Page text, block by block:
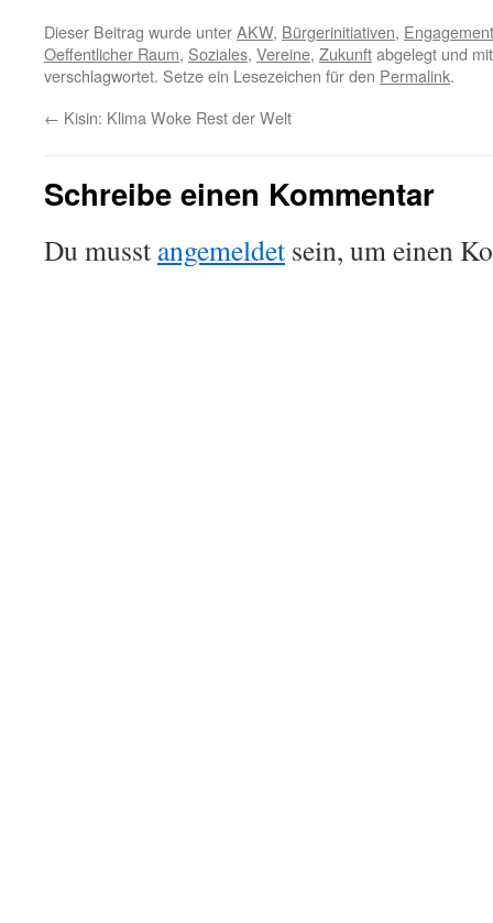
Dieser Beitrag wurde unterAKW, Bürgerinitiativen, Engagement
Oeffentlicher Raum, Soziales, Vereine, Zukunftabgelegt und
verschlagwortet. Setze ein Lesezeichen für den Permalink.
← Kisin: Klima Woke Rest der Welt
Schreibe einen Kommentar
Du musst angemeldet sein, um einen